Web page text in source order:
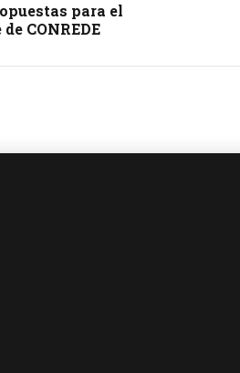
para el
CONREDE